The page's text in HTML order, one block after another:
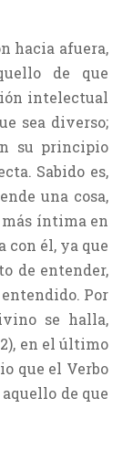
hacia afuera,
de que
intelectual
sea diverso;
su principio
Sabido es,
una cosa,
íntima en
con él, ya que
de entender,
entendido. Por
se halla,
en el último
que el Verbo
de que